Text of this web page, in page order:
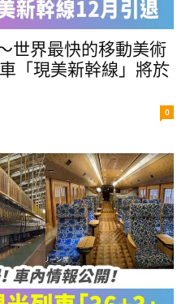
世界最快的移動美術
「現美新幹線」將於
0